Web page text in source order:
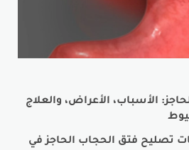
الأسباب، الأعراض، والعلاج
تصليح فتق الحجاب الحاجز في